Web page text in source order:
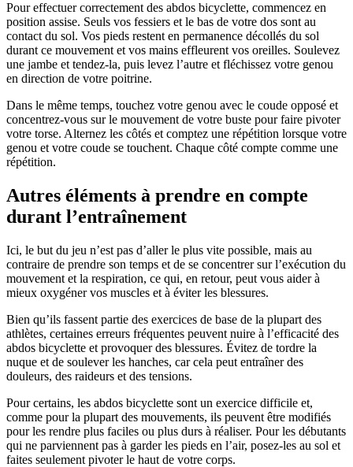
Pour effectuer correctement des abdos bicyclette, commencez en
position assise. Seuls vos fessiers et le bas de votre dos sont au
contact du sol. Vos pieds restent en permanence décollés du sol
durant ce mouvement et vos mains effleurent vos oreilles. Soulevez
une jambe et tendez-la, puis levez l’autre et fléchissez votre genou
en direction de votre poitrine.
Dans le même temps, touchez votre genou avec le coude opposé et
concentrez-vous sur le mouvement de votre buste pour faire pivoter
votre torse. Alternez les côtés et comptez une répétition lorsque votre
genou et votre coude se touchent. Chaque côté compte comme une
répétition.
Autres éléments à prendre en compte
durant l’entraînement
Ici, le but du jeu n’est pas d’aller le plus vite possible, mais au
contraire de prendre son temps et de se concentrer sur l’exécution du
mouvement et la respiration, ce qui, en retour, peut vous aider à
mieux oxygéner vos muscles et à éviter les blessures.
Bien qu’ils fassent partie des exercices de base de la plupart des
athlètes, certaines erreurs fréquentes peuvent nuire à l’efficacité des
abdos bicyclette et provoquer des blessures. Évitez de tordre la
nuque et de soulever les hanches, car cela peut entraîner des
douleurs, des raideurs et des tensions.
Pour certains, les abdos bicyclette sont un exercice difficile et,
comme pour la plupart des mouvements, ils peuvent être modifiés
pour les rendre plus faciles ou plus durs à réaliser. Pour les débutants
qui ne parviennent pas à garder les pieds en l’air, posez-les au sol et
faites seulement pivoter le haut de votre corps.